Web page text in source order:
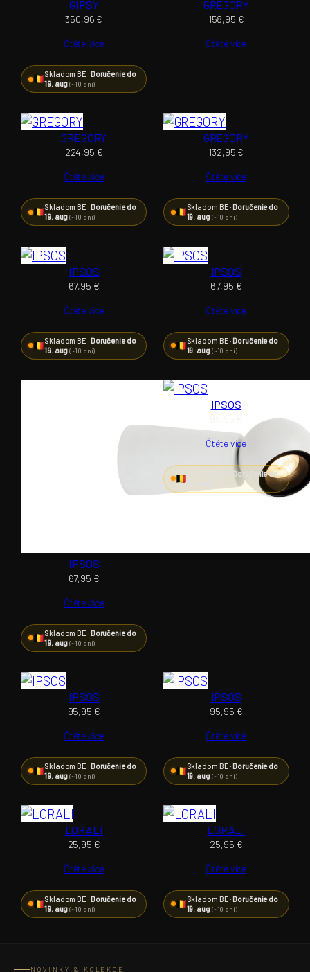
GIPSY
350,96 €
Čtěte více
Skladom BE · Doručenie do
19. aug(~10 dní)
GREGORY
158,95 €
Čtěte více
GREGORY
224,95 €
Čtěte více
Skladom BE · Doručenie do
19. aug(~10 dní)
GREGORY
132,95 €
Čtěte více
Skladom BE · Doručenie do
19. aug(~10 dní)
IPSOS
67,95 €
Čtěte více
Skladom BE ·Doručenie do
19. aug(~10 dní)
IPSOS
67,95 €
Čtěte více
Skladom BE ·Doručenie do
19. aug(~10 dní)
IPSOS
67,95 €
Čtěte více
Skladom BE ·Doručenie do
19. aug(~10 dní)
IPSOS
Čtěte více
Doručenie do
(~10 dní)
IPSOS
95,95 €
Čtěte více
Skladom BE ·Doručenie do
19. aug(~10 dní)
IPSOS
95,95 €
Čtěte více
Skladom BE ·Doručenie do
19. aug(~10 dní)
LORALI
25,95 €
Čtěte více
Skladom BE ·Doručenie do
19. aug(~10 dní)
LORALI
25,95 €
Čtěte více
Skladom BE ·Doručenie do
19. aug(~10 dní)
NOVINKY & KOLEKCE